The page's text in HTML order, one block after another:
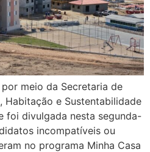
meio da Secretaria de
Habitação e Sustentabilidade
foi divulgada nesta segunda-
incompatíveis ou
no programa Minha Casa